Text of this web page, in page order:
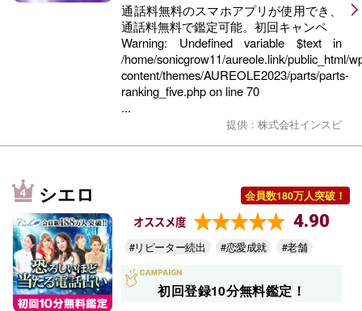
通話料無料のスマホアプリが使用でき、
通話料無料で鑑定可能。初回キャンペ
Warning: Undefined variable $text in
/home/sonicgrow11/aureole.link/public_html/
content/themes/AUREOLE2023/parts/parts-
ranking_five.phpon line70
...
提供：株式会社インスピ
シエロ 会員数180万人突破！
オススメ度 4.90
#リピーター続出 #恋愛成就 #老舗
初回登録10分無料鑑定！